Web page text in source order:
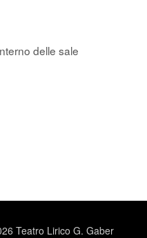
delle sale
Teatro Lirico G. Gaber